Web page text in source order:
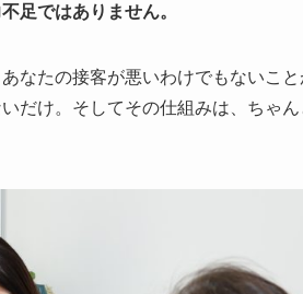
足ではありません。
なたの接客が悪いわけでもないこと
だけ。そしてその仕組みは、ちゃ